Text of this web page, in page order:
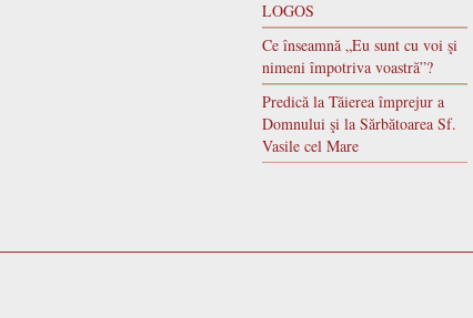
LOGOS
Ce înseamnă „Eu sunt cu voi şi
nimeni împotriva voastră”?
Predică la Tăierea împrejur a
Domnului şi la Sărbătoarea Sf.
Vasile cel Mare